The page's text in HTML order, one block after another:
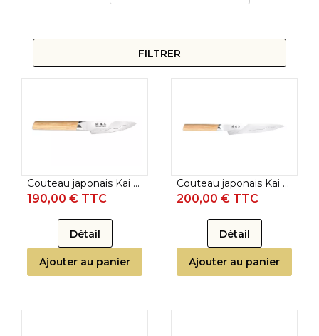
FILTRER
Couteau japonais Kai Seki Magoroku Composite - Couteau d'office 9 cm
190,00 € TTC
Détail
Ajouter au panier
Couteau japonais Kai Seki Magoroku Composite - Couteau utilitaire 15 cm
200,00 € TTC
Détail
Ajouter au panier